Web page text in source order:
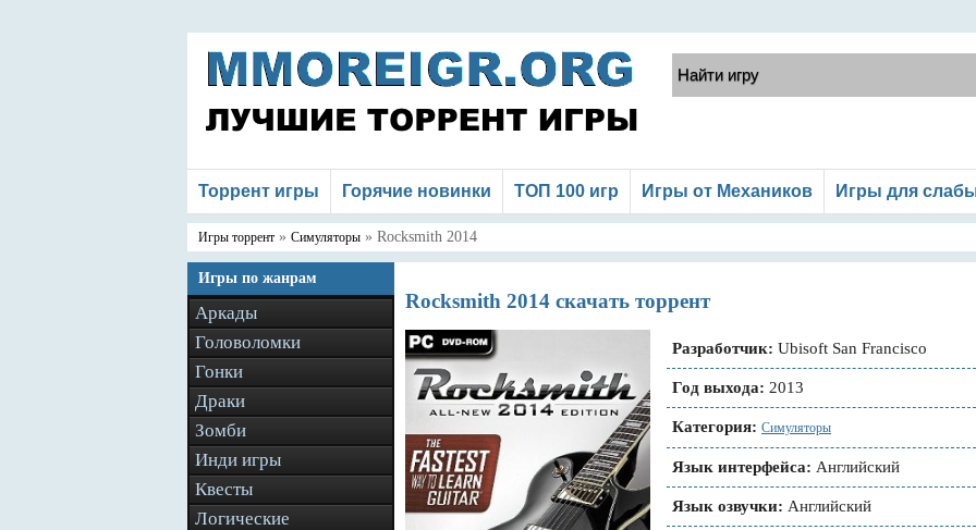
Торрент игры Горячие новинки ТОП 100 игр Игры от Механиков Игры для
Игры торрент » Симуляторы » Rocksmith 2014
Игры по жанрам
Аркады
Головоломки
Гонки
Драки
Зомби
Инди игры
Квесты
Логические
Rocksmith 2014 скачать торрент
Разработчик: Ubisoft San Francisco
Год выхода: 2013
Категория: Симуляторы
Язык интерфейса: Английский
Язык озвучки: Английский